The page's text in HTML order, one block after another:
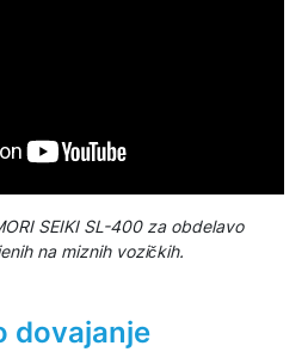
SEIKI SL-400 za obdelavo
na miznih vozičkih.
dovajanje